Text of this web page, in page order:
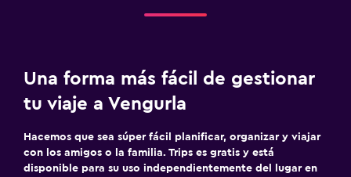
Una forma más fácil de gestionar
tu viaje a Vengurla
Hacemos que sea súper fácil planificar, organizar y viajar
con los amigos o la familia. Trips es gratis y está
disponible para su uso independientemente del lugar en